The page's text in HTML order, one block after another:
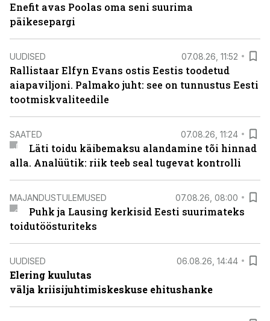
Enefit avas Poolas oma seni suurima
päikesepargi
UUDISED 07.08.26, 11:52
Rallistaar Elfyn Evans ostis Eestis toodetud
aiapaviljoni. Palmako juht: see on tunnustus Eesti
tootmiskvaliteedile
SAATED 07.08.26, 11:24
Läti toidu käibemaksu alandamine tõi hinnad
alla. Analüütik: riik teeb seal tugevat kontrolli
MAJANDUSTULEMUSED 07.08.26, 08:00
Puhk ja Lausing kerkisid Eesti suurimateks
toidutöösturiteks
UUDISED 06.08.26, 14:44
Elering kuulutas
välja kriisijuhtimiskeskuse ehitushanke